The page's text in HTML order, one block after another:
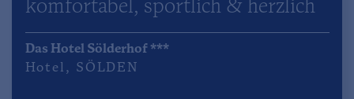
komfortabel, sportlich & herzlich
Das Hotel Sölderhof ***
Hotel , SÖLDEN